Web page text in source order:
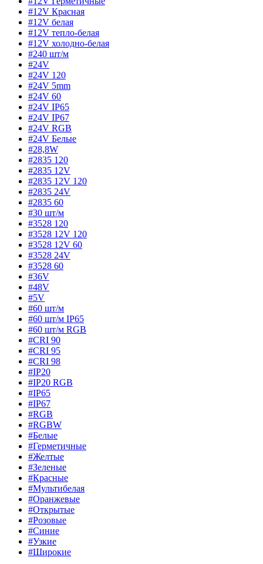
#12V Красная
#12V белая
#12V тепло-белая
#12V холодно-белая
#240 шт/м
#24V
#24V 120
#24V 5mm
#24V 60
#24V IP65
#24V IP67
#24V RGB
#24V Белые
#28,8W
#2835 120
#2835 12V
#2835 12V 120
#2835 24V
#2835 60
#30 шт/м
#3528 120
#3528 12V 120
#3528 12V 60
#3528 24V
#3528 60
#36V
#48V
#5V
#60 шт/м
#60 шт/м IP65
#60 шт/м RGB
#CRI 90
#CRI 95
#CRI 98
#IP20
#IP20 RGB
#IP65
#IP67
#RGB
#RGBW
#Белые
#Герметичные
#Желтые
#Зеленые
#Красные
#Мультибелая
#Оранжевые
#Открытые
#Розовые
#Синие
#Узкие
#Широкие